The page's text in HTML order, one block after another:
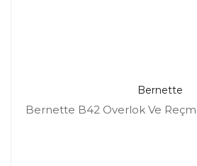
Bernette
Bernette B42 Overlok Ve